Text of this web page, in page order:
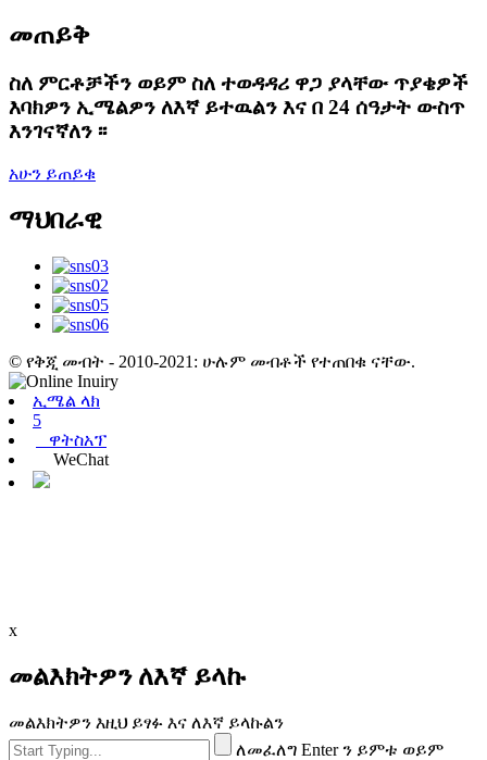
መጠይቅ
ስለ ምርቶቻችን ወይም ስለ ተወዳዳሪ ዋጋ ያላቸው ጥያቄዎች
እባክዎን ኢሜልዎን ለእኛ ይተዉልን እና በ 24 ሰዓታት ውስጥ
እንገናኛለን ፡፡
አሁን ይጠይቁ
ማህበራዊ
© የቅጂ መብት - 2010-2021: ሁሉም መብቶች የተጠበቁ ናቸው.
ኢሜል ላክ
5
ዋትስአፕ
WeChat
x
መልእክትዎን ለእኛ ይላኩ
መልእክትዎን እዚህ ይፃፉ እና ለእኛ ይላኩልን
ለመፈለግ Enter ን ይምቱ ወይም